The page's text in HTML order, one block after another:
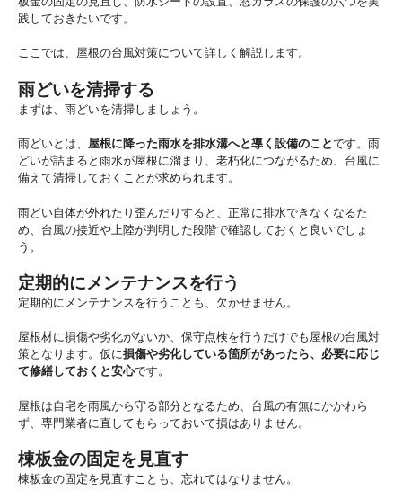
践しておきたいです。
ここでは、屋根の台風対策について詳しく解説します。
雨どいを清掃する
まずは、雨どいを清掃しましょう。
雨どいとは、 屋根に降った雨水を排水溝へと導く設備のことです。雨
どいが詰まると雨水が屋根に溜まり、老朽化につながるため、台風に
備えて清掃しておくことが求められます。
雨どい自体が外れたり歪んだりすると、正常に排水できなくなるた
め、台風の接近や上陸が判明した段階で確認しておくと良いでしょ
う。
定期的にメンテナンスを行う
定期的にメンテナンスを行うことも、欠かせません。
屋根材に損傷や劣化がないか、保守点検を行うだけでも屋根の台風対
策となります。仮に損傷や劣化している箇所があったら、必要に応じ
て修繕しておくと安心です。
屋根は自宅を雨風から守る部分となるため、台風の有無にかかわら
ず、専門業者に直してもらっておいて損はありません。
棟板金の固定を見直す
棟板金の固定を見直すことも、忘れてはなりません。